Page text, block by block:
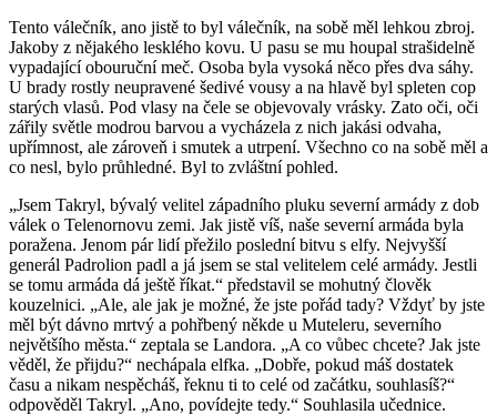
Tento válečník, ano jistě to byl válečník, na sobě měl lehkou zbroj.
Jakoby z nějakého lesklého kovu. U pasu se mu houpal strašidelně
vypadající obouruční meč. Osoba byla vysoká něco přes dva sáhy.
U brady rostly neupravené šedivé vousy a na hlavě byl spleten cop
starých vlasů. Pod vlasy na čele se objevovaly vrásky. Zato oči, oči
zářily světle modrou barvou a vycházela z nich jakási odvaha,
upřímnost, ale zároveň i smutek a utrpení. Všechno co na sobě měl a
co nesl, bylo průhledné. Byl to zvláštní pohled.
„Jsem Takryl, bývalý velitel západního pluku severní armády z dob
válek o Telenornovu zemi. Jak jistě víš, naše severní armáda byla
poražena. Jenom pár lidí přežilo poslední bitvu s elfy. Nejvyšší
generál Padrolion padl a já jsem se stal velitelem celé armády. Jestli
se tomu armáda dá ještě říkat.“ představil se mohutný člověk
kouzelnici. „Ale, ale jak je možné, že jste pořád tady? Vždyť by jste
měl být dávno mrtvý a pohřbený někde u Muteleru, severního
největšího města.“ zeptala se Landora. „A co vůbec chcete? Jak jste
věděl, že přijdu?“ nechápala elfka. „Dobře, pokud máš dostatek
času a nikam nespěcháš, řeknu ti to celé od začátku, souhlasíš?“
odpověděl Takryl. „Ano, povídejte tedy.“ Souhlasila učednice.